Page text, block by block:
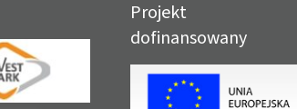
Projekt
dofinansowany